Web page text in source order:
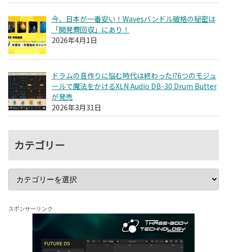
今、日本が一番安い！Wavesバンドル破格の秘密は
「開発費回収」にあり！
2026年4月1日
ドラムの音作りに悩む時代は終わった!?6つのモジュ
ールで魔法をかけるXLN Audio DB-30 Drum Butter
が発売
2026年3月31日
カテゴリー
スポンサーリンク